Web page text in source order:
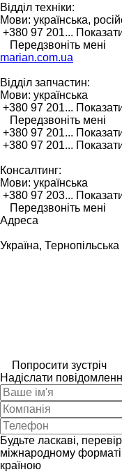
Відділ техніки:
Мови: українська,
+380 97 201...
Передзвоніть мені
marian.com.ua
Відділ запчастин:
Мови: українська
+380 97 201...
Передзвоніть мені
+380 97 201...
+380 97 201...
Консалтинг:
Мови: українська
+380 97 203...
Передзвоніть мені
Адреса
Україна,
Попросити зустріч
Надіслати
Будьте ласкаві,
міжнародному
країною